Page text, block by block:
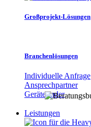
Großprojekt-Lösungen
Branchenlösungen
Individuelle Anfrage
Ansprechpartner
Gerätefinder
Leistungen